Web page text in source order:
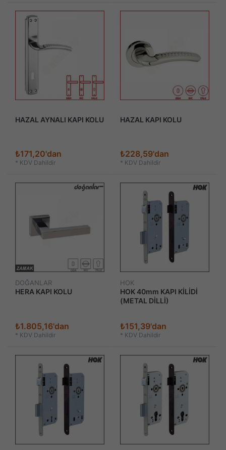
HAZAL AYNALI KAPI KOLU
₺171,20'dan
* KDV Dahildir
HAZAL KAPI KOLU
₺228,59'dan
* KDV Dahildir
DOĞANLAR
HERA KAPI KOLU
₺1.805,16'dan
* KDV Dahildir
HOK
HOK 40mm KAPI KİLİDİ
(METAL DİLLİ)
₺151,39'dan
* KDV Dahildir